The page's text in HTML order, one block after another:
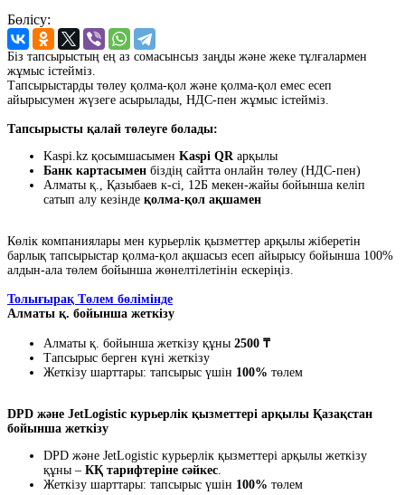
Бөлісу:
Біз тапсырыстың ең аз сомасынсыз заңды және жеке тұлғалармен
жұмыс істейміз.
Тапсырыстарды төлеу қолма-қол және қолма-қол емес есеп
айырысумен жүзеге асырылады, НДС-пен жұмыс істейміз.
Тапсырысты қалай төлеуге болады:
Kaspi.kz қосымшасымен Kaspi QRарқылы
Банк картасымен біздің сайтта онлайн төлеу (НДС-пен)
Алматы қ., Қазыбаев к-сі, 12Б мекен-жайы бойынша келіп
сатып алу кезінде қолма-қол ақшамен
Көлік компаниялары мен курьерлік қызметтер арқылы жіберетін
барлық тапсырыстар қолма-қол ақшасыз есеп айырысу бойынша 100%
алдын-ала төлем бойынша жөнелтілетінін ескеріңіз.
Толығырақ Төлем бөлімінде
Алматы қ. бойынша жеткізу
Алматы қ. бойынша жеткізу құны 2500 ₸
Тапсырыс берген күні жеткізу
Жеткізу шарттары: тапсырыс үшін 100% төлем
DPD және JetLogistic курьерлік қызметтері арқылы Қазақстан
бойынша жеткізу
DPD және JetLogistic курьерлік қызметтері арқылы жеткізу
құны – КҚ тарифтеріне сәйкес.
Жеткізу шарттары: тапсырыс үшін 100% төлем